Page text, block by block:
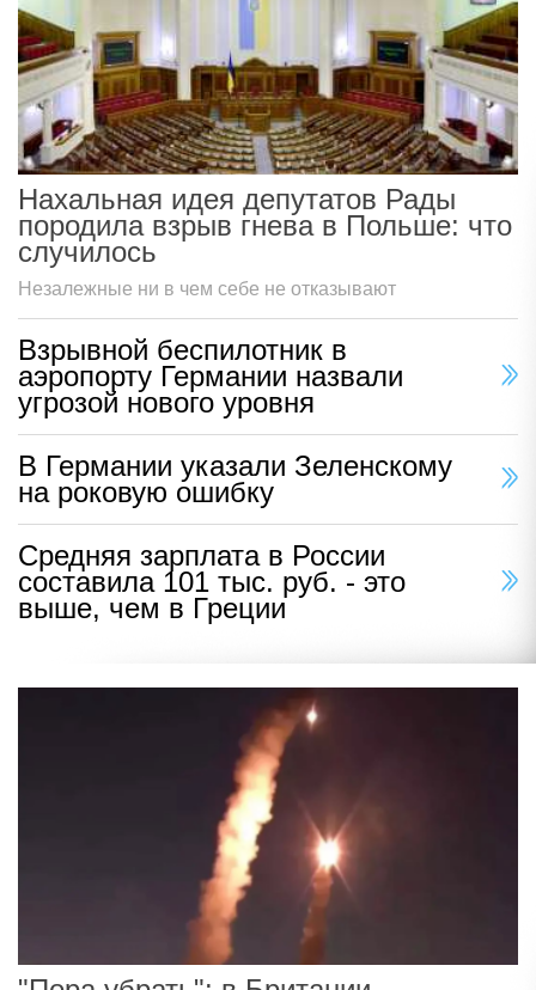
Нахальная идея депутатов Рады
породила взрыв гнева в Польше: что
случилось
Незалежные ни в чем себе не отказывают
Взрывной беспилотник в
аэропорту Германии назвали
угрозой нового уровня
В Германии указали Зеленскому
на роковую ошибку
Средняя зарплата в России
составила 101 тыс. руб. - это
выше, чем в Греции